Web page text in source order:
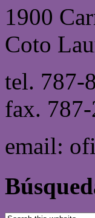
1900
Coto
tel. 787-
fax.
email: